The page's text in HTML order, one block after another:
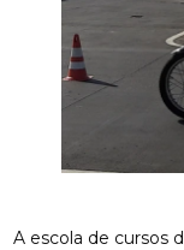
A escola de cursos